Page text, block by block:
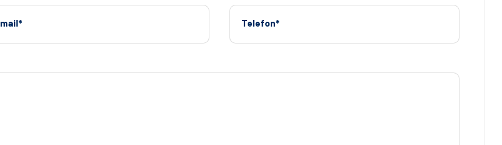
mail* Telefon*